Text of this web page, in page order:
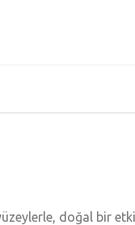
doğal bir